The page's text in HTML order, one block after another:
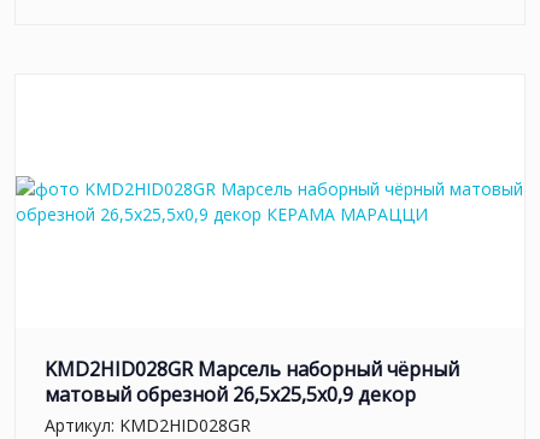
KMD2HID028GR Марсель наборный чёрный
матовый обрезной 26,5x25,5x0,9 декор
Артикул: KMD2HID028GR